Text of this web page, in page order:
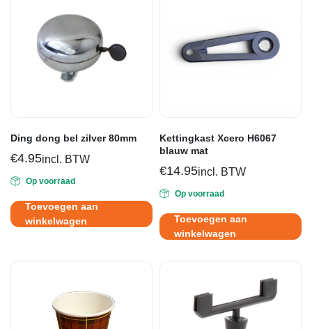
Ding dong bel zilver 80mm
€4.95incl. BTW
Op voorraad
Toevoegen aan
winkelwagen
Kettingkast Xcero H6067
blauw mat
€14.95incl. BTW
Op voorraad
Toevoegen aan
winkelwagen